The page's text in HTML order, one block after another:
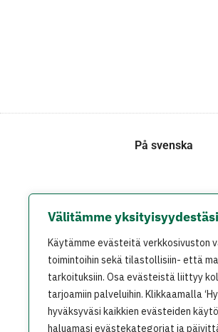
Välitämme yksityisyydestäsi
Käytämme evästeitä verkkosivuston
toimintoihin sekä tilastollisiin- että
tarkoituksiin. Osa evästeistä liittyy
tarjoamiin palveluihin. Klikkaamalla
hyväksyväsi kaikkien evästeiden
haluamasi evästekategoriat ja
På svenska